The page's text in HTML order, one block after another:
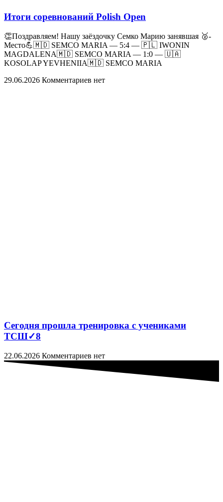
Итоги соревнований Polish Open
👏Поздравляем! Нашу заёздочку Семко Марию занявшая 🥈-
Место💪🇲🇩 SEMCO MARIA — 5:4 — 🇵🇱 IWONIN
MAGDALENA🇲🇩 SEMCO MARIA — 1:0 — 🇺🇦
KOSOLAP YEVHENIIA🇲🇩 SEMCO MARIA
29.06.2026 Комментариев нет
Сегодня прошла тренировка с учениками
ТСШ✓8
22.06.2026 Комментариев нет